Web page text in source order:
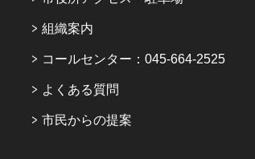
組織案内
コールセンター：045-664-2525
よくある質問
市民からの提案